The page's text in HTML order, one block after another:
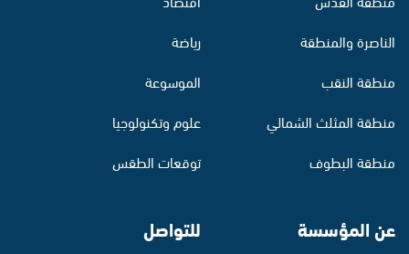
الناصرة والمنطقة
منطقة النقب
منطقة المثلث الشمالي
منطقة البطوف
رياضة
الموسوعة
علوم وتكنولوجيا
توقعات الطقس
عن المؤسسة للتواصل